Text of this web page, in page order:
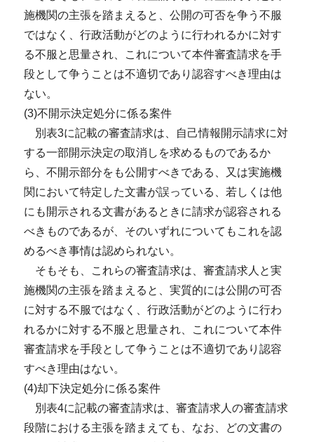
施機関の主張を踏まえると、公開の可否を争う不服
ではなく、行政活動がどのように行われるかに対す
る不服と思量され、これについて本件審査請求を手
段として争うことは不適切であり認容すべき理由は
ない。
(3)不開示決定処分に係る案件
別表3に記載の審査請求は、自己情報開示請求に対
する一部開示決定の取消しを求めるものであるか
ら、不開示部分をも公開すべきである、又は実施機
関において特定した文書が誤っている、若しくは他
にも開示される文書があるときに請求が認容される
べきものであるが、そのいずれについてもこれを認
めるべき事情は認められない。
そもそも、これらの審査請求は、審査請求人と実
施機関の主張を踏まえると、実質的には公開の可否
に対する不服ではなく、行政活動がどのように行わ
れるかに対する不服と思量され、これについて本件
審査請求を手段として争うことは不適切であり認容
すべき理由はない。
(4)却下決定処分に係る案件
別表4に記載の審査請求は、審査請求人の審査請求
段階における主張を踏まえても、なお、どの文書の